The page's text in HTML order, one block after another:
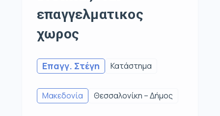
επαγγελματικος
χωρος
Επαγγ. Στέγη Κατάστημα
Μακεδονία Θεσσαλονίκη – Δήμος